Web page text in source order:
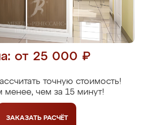
от 25 000 ₽
точную стоимость!
менее, чем за 15 минут!
ЗАКАЗАТЬ РАСЧЁТ